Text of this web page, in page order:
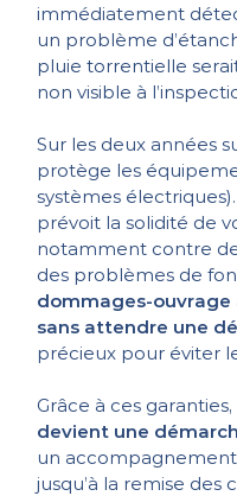
immédiatement
un problème
pluie torrentielle
non visible à
Sur les deux années
protège les
systèmes
prévoit la solidité de
notamment contre
des problèmes de
dommages-ouvrage
sans attendre une
précieux pour éviter
Grâce à ces garanties,
devient une
un
jusqu’à la remise des